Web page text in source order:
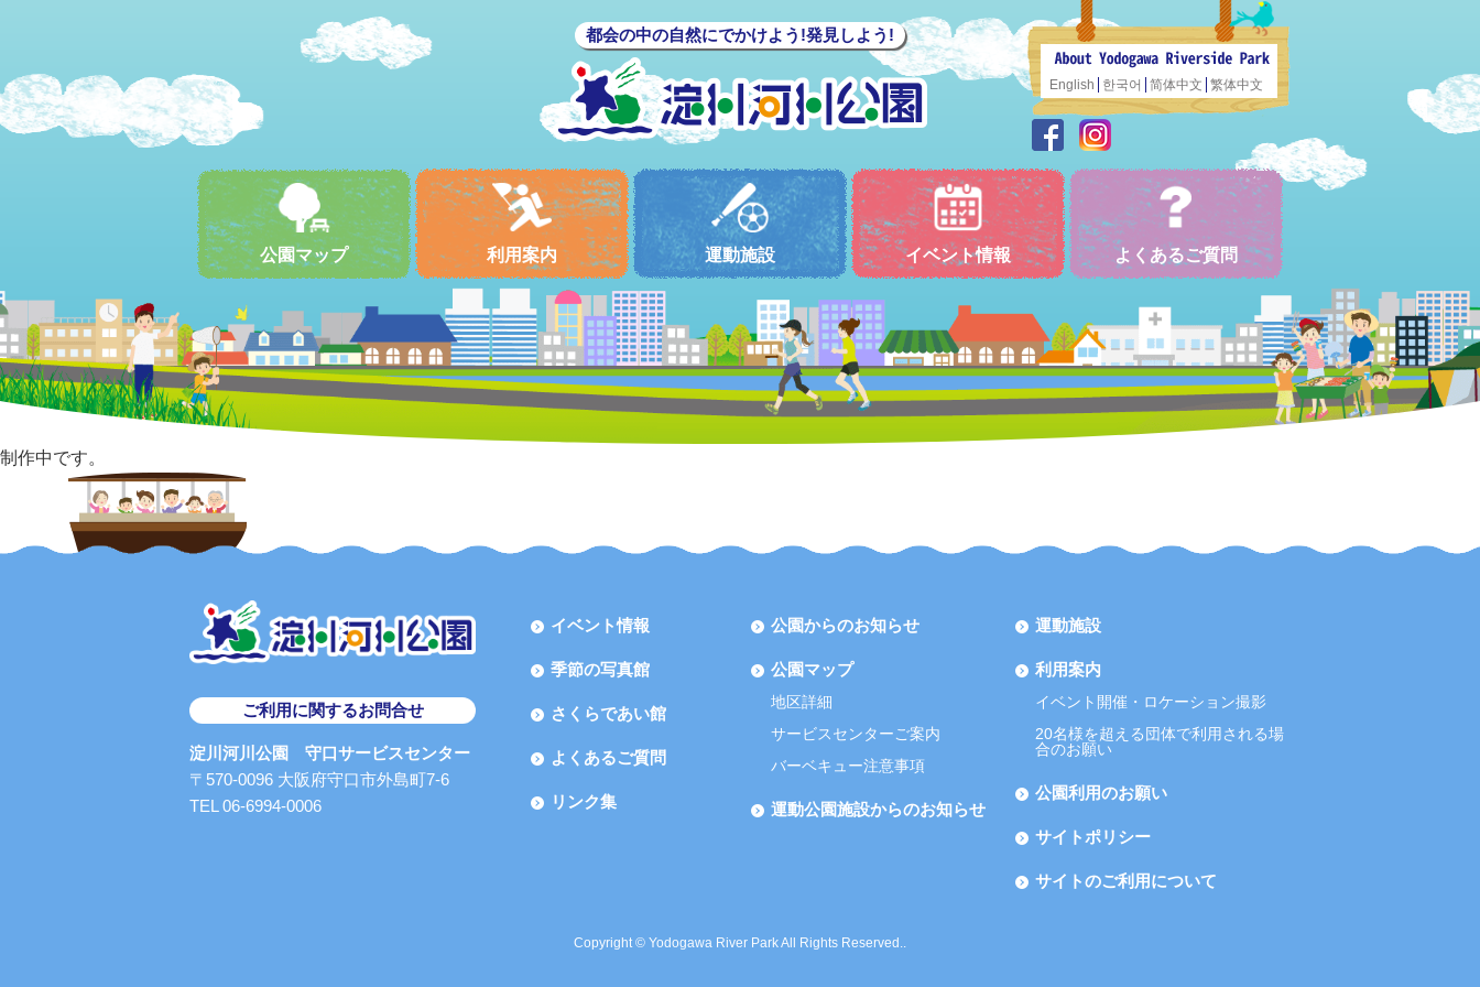
都会の中の自然にでかけよう!発見しよう!
English 한국어 简体中文 繁体中文
公園マップ 利用案内 運動施設 イベント情報 よくあるご質問
制作中です。
ご利用に関するお問合せ
淀川河川公園 守口サービスセンター
〒570-0096 大阪府守口市外島町7-6
TEL 06-6994-0006
イベント情報
季節の写真館
さくらであい館
よくあるご質問
リンク集
公園からのお知らせ
公園マップ
地区詳細
サービスセンターご案内
バーベキュー注意事項
運動公園施設からのお知らせ
運動施設
利用案内
イベント開催・ロケーション撮影
20名様を超える団体で利用される場
合のお願い
公園利用のお願い
サイトポリシー
サイトのご利用について
Copyright © Yodogawa River Park All Rights Reserved..